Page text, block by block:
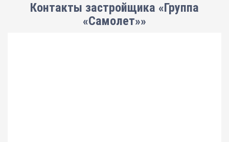
Контакты застройщика «Группа
«Самолет»»